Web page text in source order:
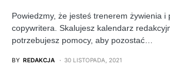
Powiedzmy, że jesteś trenerem żywienia i
copywritera. Skalujesz kalendarz
potrzebujesz pomocy, aby pozostać…
BY REDAKCJA 30 LISTOPADA, 2021